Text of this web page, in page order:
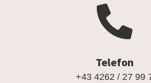

Telefon
+43 4262 / 27 99